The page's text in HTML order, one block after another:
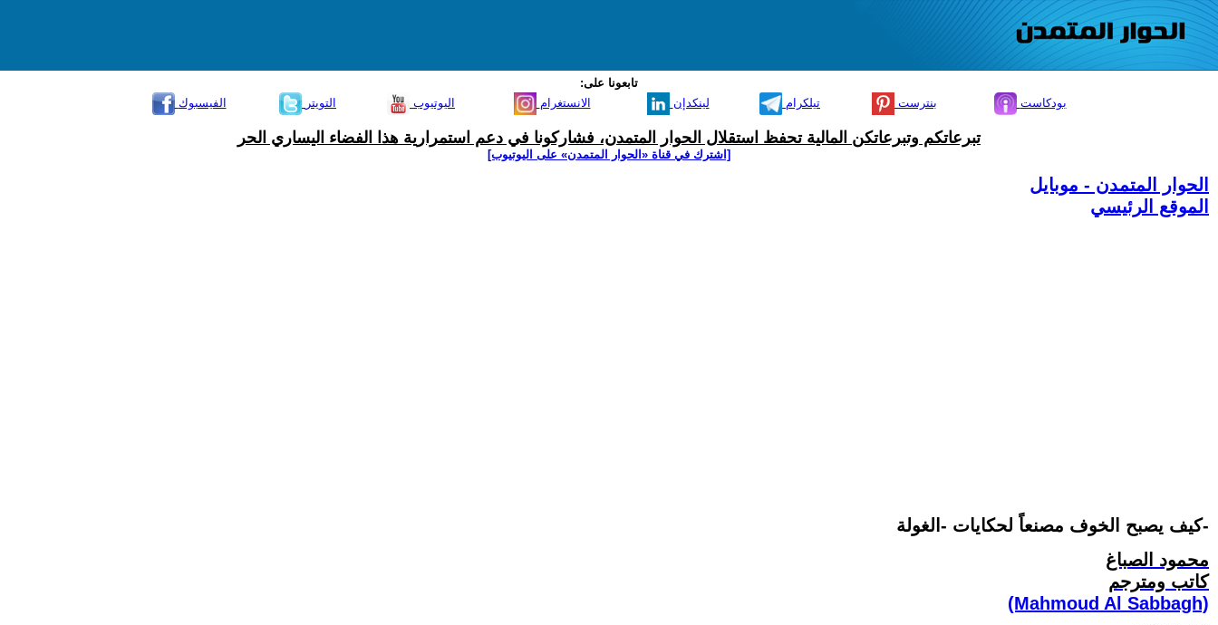
تابعونا على:
الفيسبوك
التويتر اليوتيوب الانستغرام لينكدإن تيلكرام بنترست بودكاست
تبرعاتكم وتبرعاتكن المالية تحفظ استقلال الحوار المتمدن، فشاركونا في دعم استمرارية هذا الفضاء اليساري الحر
[اشترك في قناة ‫«الحوار المتمدن» على اليوتيوب]
الحوار المتمدن - موبايل
الموقع الرئيسي
كيف يصبح الخوف مصنعاً لحكايات -الغولة-
محمود الصباغ
كاتب ومترجم
(Mahmoud Al Sabbagh)